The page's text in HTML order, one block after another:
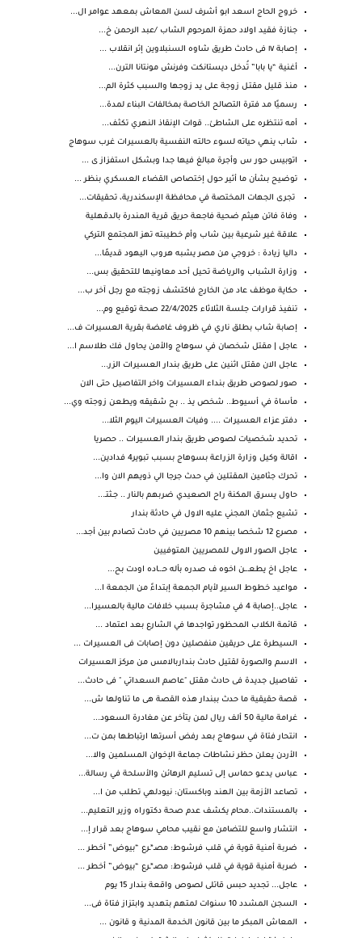
خروج الحاج اسعد ابو أشرف لسن المعاش بمعهد عوامر ال...
جنازة فقيد اولاد حمزة المرحوم الشاب /عبد الرحمن خ...
إصابة ١٧ فى حادث طريق شاوه السنبلاوين إثر انقلاب ...
أغنية “يا بابا” تُدخل ديستانكت وفرنش مونتانا الترن...
منذ قليل مقتـل زوجة على يد زوجها والسبب كثرة الم...
رسميًا مد فترة التصالح الخاصة بمخالفات البناء لمدة...
أمه تنتظره على الشاطئ.. قوات الإنقاذ النهري تكثف...
شاب ينهي حياته لسوء حالته النفسية بالعسيرات غرب سوهاج
اتوبيس حور س وأجرة مبالغ فيها جدا وبشكل استفزاز ى ...
توضيح بشأن ما أثير حول إختصاص القضاء العسكري بنظر ...
تجرى الجهات المختصة في محافظة الإسكندرية، تحقيقات...
وفاة فاتن هيثم ضحية فاجعة حريق قرية المندرة بالدقهلية
علاقة غير شرعية بين شاب وأم خطيبته تهز المجتمع التركي
داليا زيادة : خروجي من مصر يشبه هروب اليهود قديمًا...
وزارة الشباب والرياضة تحيل أحد معاونيها للتحقيق بس...
حكاية موظف عاد من الخارج فاكتشف زوجته مع رجل آخر ب...
تنفيذ قرارات جلسة الثلاثاء 22/4/2025 صحة توقيع وم...
إصابة شاب بطلق ناري في ظروف غامضة بقرية العسيرات ف...
عاجل | مقتل شخصان في سوهاج والأمن يحاول فك طلاسم ا...
عاجل الان مقتل اثنين على طريق بندار العسيرات الزر...
صور لصوص طريق بنداء العسيرات واخر التفاصيل حتى الان
مأساة في أسيوط.. شخص يذ .. بح شقيقه ويطعن زوجته وي...
دفتر عزاء العسيرات .... وفيات العسيرات اليوم الثلا...
تحديد شخصيات لصوص طريق بندار العسيرات .. حصريا
اقالة وكيل وزارة الزراعة بسوهاج بسبب تبوير4 فدادين...
تحرك جثامين المقتلين في حدث جرجا الي ذويهم الان وا...
حاول يسرق المكنة راح الصعيدي ضربهم بالنار .. جـثتـ...
تشيع جثمان المجني عليه الاول في حادثة بندار
مصرع 12 شخصا بينهم 10 مصريين في حادث تصادم بين أجد...
عاجل الصور الاولى للمصريين المتوفيين
عاجل اخ يطعـ.ـن اخوه ف صدره بأله حـ.ـاده اودت بح...
مواعيد خطوط السير لأيام الجمعة إبتداءً من الجمعة ا...
عاجل..إصابة 4 في مشاجرة بسبب خلافات مالية بالعسيرا...
قائمة الكلاب المحظور تواجدها في الشارع بعد اعتماد ...
السيطرة على حريقين منفصلين دون إصابات فى العسيرات ...
الاسم والصورة لقتيل حادث بنداربالامس من مركز العسيرات
تفاصيل جديدة فى حادث مقتل "عاصم السعداتي " فى حادث...
قصة حقيقية ما حدث ببندار هذه القصة هى ما تناولها ش...
غرامة مالية 50 ألف ريال لمن يتأخر عن مغادرة السعود...
انتحار فتاة في سوهاج بعد رفض أسرتها ارتباطها بمن ت...
الأردن يعلن حظر نشاطات جماعة الإخوان المسلمين والا...
عباس يدعو حماس إلى تسليم الرهائن والأسلحة في رسالة...
تصاعد الأزمة بين الهند وباكستان: نيودلهي تطلب من ا...
بالمستندات..محام يكشف عدم صحة دكتوراه وزير التعليم...
انتشار واسع للتضامن مع نقيب محامي سوهاج بعد قرار إ...
ضربة أمنية قوية في قلب فرشوط: مصـ*ـرع “بيوض” أخطر ...
ضربة أمنية قوية في قلب فرشوط: مصـ*ـرع “بيوض” أخطر ...
عاجل... تجديد حبس قاتلى لصوص واقعة بندار 15 يوم
السجن المشدد 10 سنوات لمتهم بتهديد وابتزاز فتاة فى...
المعاش المبكر ما بين قانون الخدمة المدنية و قانون ...